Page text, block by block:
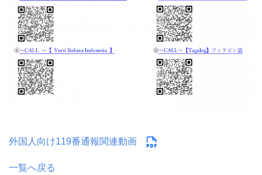
外国人向け119番通報関連動画
一覧へ戻る